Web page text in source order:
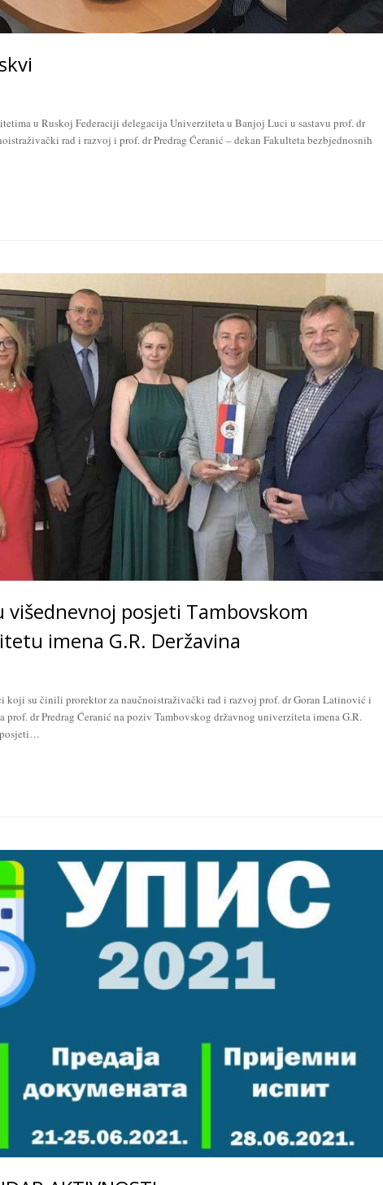
u Ruskoj Federaciji delegacija Univerziteta u Banjoj Luci u sastavu prof. dr
rad i razvoj i prof. dr Predrag Ćeranić – dekan Fakulteta bezbjednosnih
višednevnoj posjeti Tambovskom
imena G.R. Deržavina
koji su činili prorektor za naučnoistraživački rad i razvoj prof. dr Goran Latinović i
prof. dr Predrag Ćeranić na poziv Tambovskog državnog univerziteta imena G.R.
posjeti…